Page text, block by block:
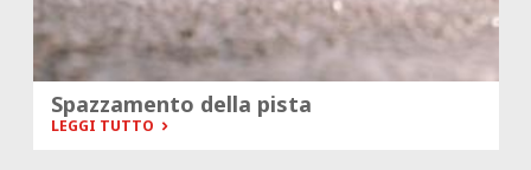
Spazzamento della pista
LEGGI TUTTO